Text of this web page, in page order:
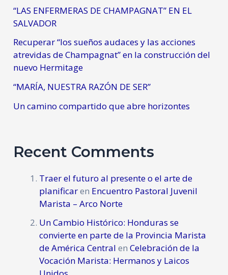
“LAS ENFERMERAS DE CHAMPAGNAT” EN EL
SALVADOR
Recuperar “los sueños audaces y las acciones
atrevidas de Champagnat” en la construcción del
nuevo Hermitage
“MARÍA, NUESTRA RAZÓN DE SER”
Un camino compartido que abre horizontes
Recent Comments
Traer el futuro al presente o el arte de
planificaren Encuentro Pastoral Juvenil
Marista – Arco Norte
Un Cambio Histórico: Honduras se
convierte en parte de la Provincia Marista
de América Central enCelebración de la
Vocación Marista: Hermanos y Laicos